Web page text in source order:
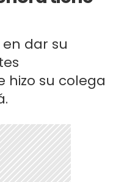
dar su
hizo su colega